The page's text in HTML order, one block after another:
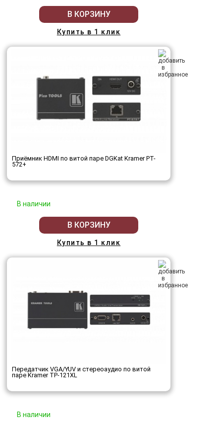
В КОРЗИНУ
Купить в 1 клик
Приёмник HDMI по витой паре DGKat Kramer PT-
572+
В наличии
В КОРЗИНУ
Купить в 1 клик
Передатчик VGA/YUV и стереоаудио по витой
паре Kramer TP-121XL
В наличии